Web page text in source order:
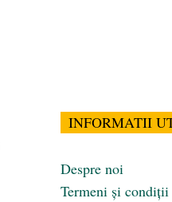
INFORMATII
Despre noi
Termeni și condiții